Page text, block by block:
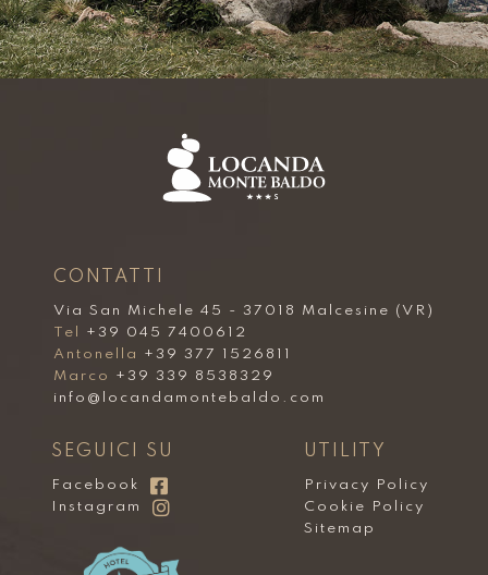
CONTATTI
Via San Michele 45 - 37018 Malcesine (VR)
Tel
+39 045 7400612
Antonella
+39 377 1526811
Marco
+39 339 8538329
info@locandamontebaldo.com
SEGUICI SU
Facebook
Instagram
UTILITY
Privacy Policy
Cookie Policy
Sitemap